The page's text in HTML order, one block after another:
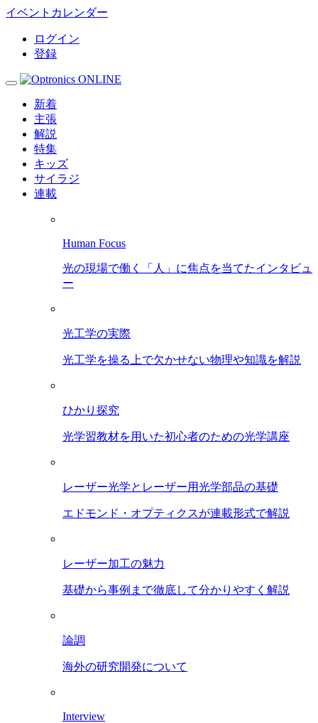
イベントカレンダー
ログイン
登録
新着
主張
解説
特集
キッズ
サイラジ
連載
Human Focus
光の現場で働く「人」に焦点を当てたインタビュ
ー
光工学の実際
光工学を操る上で欠かせない物理や知識を解説
ひかり探究
光学習教材を用いた初心者のための光学講座
レーザー光学とレーザー用光学部品の基礎
エドモンド・オプティクスが連載形式で解説
レーザー加工の魅力
基礎から事例まで徹底して分かりやすく解説
論調
海外の研究開発について
Interview